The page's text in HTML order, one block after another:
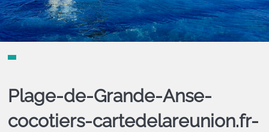
Plage-de-Grande-Anse-
cocotiers-cartedelareunion.fr-